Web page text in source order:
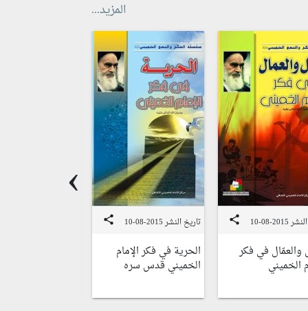
المزيد...
08-10
share
والعمّال في فكر
الخميني
تاريخ النشر 2015-08-10 share
الحرية في فكر الإمام
الخميني قدس سره
›